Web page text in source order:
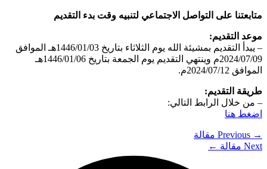
متابعتنا على التواصل الاجتماعي لتنبيه وقت بدء التقديم
موعد التقديم:
– يبدأ التقديم بمشيئة الله يوم الثلاثاء بتاريخ 1446/01/03هـ الموافق
2024/07/09م وينتهي التقديم يوم الجمعة بتاريخ 1446/01/06هـ
الموافق 2024/07/12م.
طريقة التقديم:
– من خلال الرابط التالي:
اضغط هنا
→
Next مقالة
←